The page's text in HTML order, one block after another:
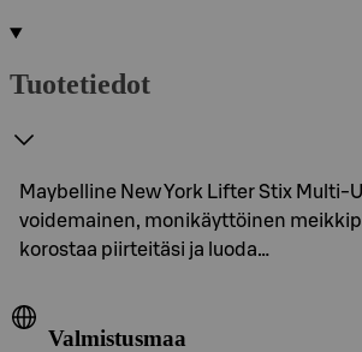
Tuotetiedot
Maybelline New York Lifter Stix Multi-
voidemainen, monikäyttöinen
korostaa piirteitäsi ja luoda…
Valmistusmaa